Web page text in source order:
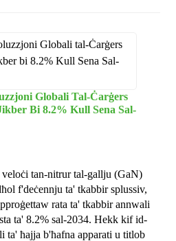
Globali Tal-Ċarġers
Bi 8.2% Kull Sena Sal-
veloċi tan-nitrur tal-gallju (GaN)
f'deċennju ta' tkabbir splussiv,
rata ta' tkabbir annwali
ta' 8.2% sal-2034. Hekk kif id-
ta' ħajja b'ħafna apparati u titlob